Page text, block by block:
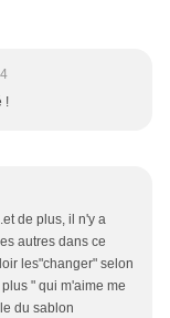
!
de plus, il n'y a
autres dans ce
les"changer" selon
" qui m'aime me
du sablon